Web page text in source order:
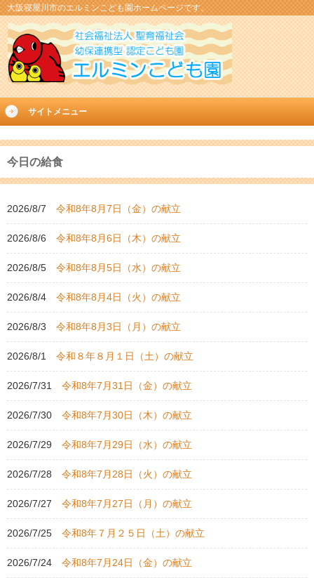
大阪寝屋川市のエルミンこども園ホームページです。
サイトメニュー
今日の給食
2026/8/7 令和8年8月7日（金）の献立
2026/8/6 令和8年8月6日（木）の献立
2026/8/5 令和8年8月5日（水）の献立
2026/8/4 令和8年8月4日（火）の献立
2026/8/3 令和8年8月3日（月）の献立
2026/8/1 令和８年８月１日（土）の献立
2026/7/31 令和8年7月31日（金）の献立
2026/7/30 令和8年7月30日（木）の献立
2026/7/29 令和8年7月29日（水）の献立
2026/7/28 令和8年7月28日（火）の献立
2026/7/27 令和8年7月27日（月）の献立
2026/7/25 令和8年７月２５日（土）の献立
2026/7/24 令和8年7月24日（金）の献立